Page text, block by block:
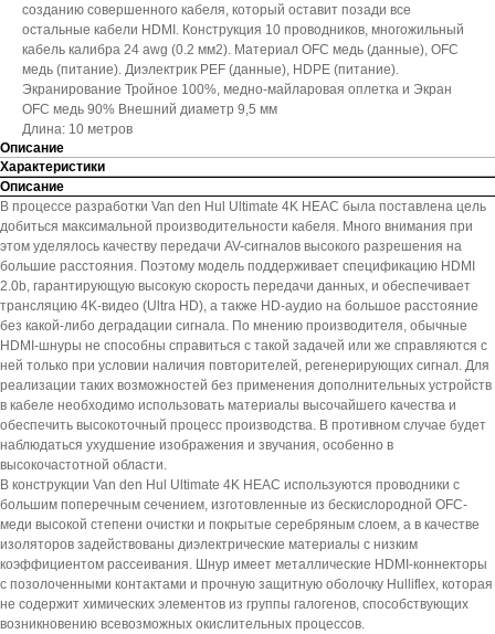
созданию совершенного кабеля, который оставит позади все
остальные кабели HDMI. Конструкция 10 проводников, многожильный
кабель калибра 24 awg (0.2 мм2). Материал OFC медь (данные), OFC
медь (питание). Диэлектрик PEF (данные), HDPE (питание).
Экранирование Тройное 100%, медно-майларовая оплетка и Экран
OFC медь 90% Внешний диаметр 9,5 мм
Длина: 10 метров
Описание
Характеристики
Описание
В процессе разработки Van den Hul Ultimate 4K HEAC была поставлена цель
добиться максимальной производительности кабеля. Много внимания при
этом уделялось качеству передачи AV-сигналов высокого разрешения на
большие расстояния. Поэтому модель поддерживает спецификацию HDMI
2.0b, гарантирующую высокую скорость передачи данных, и обеспечивает
трансляцию 4K-видео (Ultra HD), а также HD-аудио на большое расстояние
без какой-либо деградации сигнала. По мнению производителя, обычные
HDMI-шнуры не способны справиться с такой задачей или же справляются с
ней только при условии наличия повторителей, регенерирующих сигнал. Для
реализации таких возможностей без применения дополнительных устройств
в кабеле необходимо использовать материалы высочайшего качества и
обеспечить высокоточный процесс производства. В противном случае будет
наблюдаться ухудшение изображения и звучания, особенно в
высокочастотной области.
В конструкции Van den Hul Ultimate 4K HEAC используются проводники с
большим поперечным сечением, изготовленные из бескислородной OFC-
меди высокой степени очистки и покрытые серебряным слоем, а в качестве
изоляторов задействованы диэлектрические материалы с низким
коэффициентом рассеивания. Шнур имеет металлические HDMI-коннекторы
с позолоченными контактами и прочную защитную оболочку Hulliflex, которая
не содержит химических элементов из группы галогенов, способствующих
возникновению всевозможных окислительных процессов.